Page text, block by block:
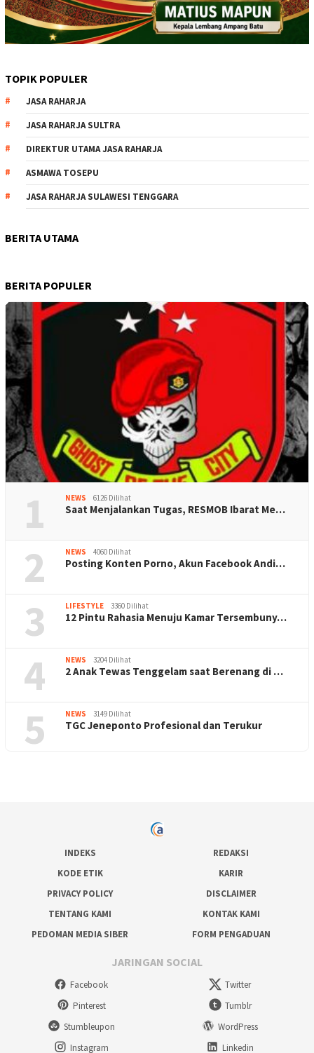
TOPIK POPULER
JASA RAHARJA
JASA RAHARJA SULTRA
DIREKTUR UTAMA JASA RAHARJA
ASMAWA TOSEPU
JASA RAHARJA SULAWESI TENGGARA
BERITA UTAMA
BERITA POPULER
1 NEWS 6126 Dilihat
Saat Menjalankan Tugas, RESMOB Ibarat Me…
2 NEWS 4060 Dilihat
Posting Konten Porno, Akun Facebook Andi…
3 LIFESTYLE 3360 Dilihat
12 Pintu Rahasia Menuju Kamar Tersembuny…
4 NEWS 3204 Dilihat
2 Anak Tewas Tenggelam saat Berenang di …
5 NEWS 3149 Dilihat
TGC Jeneponto Profesional dan Terukur
INDEKS
REDAKSI
KODE ETIK
KARIR
PRIVACY POLICY
DISCLAIMER
TENTANG KAMI
KONTAK KAMI
PEDOMAN MEDIA SIBER
FORM PENGADUAN
JARINGAN SOCIAL
Facebook
Twitter
Pinterest
Tumblr
Stumbleupon
WordPress
Instagram
Linkedin